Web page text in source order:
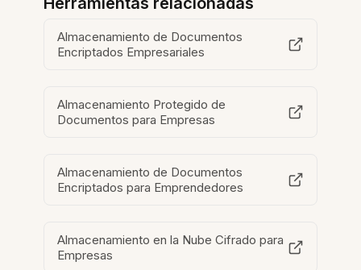
Almacenamiento de Documentos
Encriptados Empresariales
Almacenamiento Protegido de
Documentos para Empresas
Almacenamiento de Documentos
Encriptados para Emprendedores
Almacenamiento en la Nube Cifrado para
Empresas